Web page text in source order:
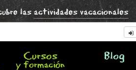
las actividades vacacionales
Cursos
y formación
Blog